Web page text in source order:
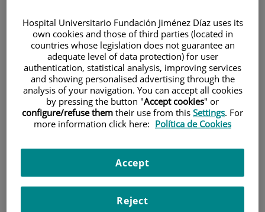
INICIO|SALA DE PRENSA|VÍDEOS
Vídeos
Hospital Universitario Fundación Jiménez Díaz uses its
own cookies and those of third parties (located in
countries whose legislation does not guarantee an
adequate level of data protection) for user
authentication, statistical analysis, improving services
and showing personalised advertising through the
analysis of your navigation. You can accept all cookies
by pressing the button "Accept cookies" or
configure/refuse them their use from this Settings. For
more information click here: Política de Cookies
Reject
Accept